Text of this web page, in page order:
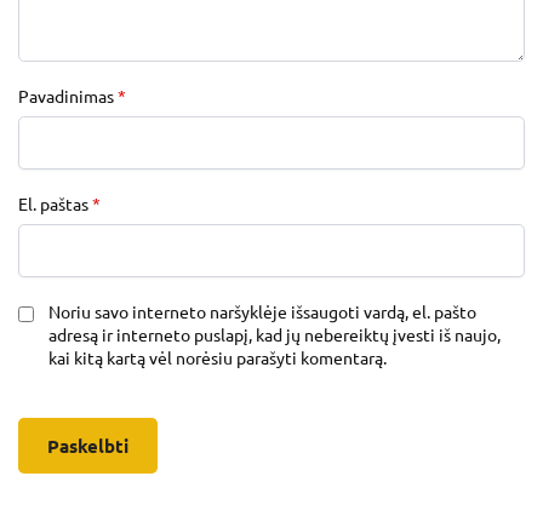
Pavadinimas*
El. paštas*
Noriu savo interneto naršyklėje išsaugoti vardą, el. pašto
adresą ir interneto puslapį, kad jų nebereiktų įvesti iš naujo,
kai kitą kartą vėl norėsiu parašyti komentarą.